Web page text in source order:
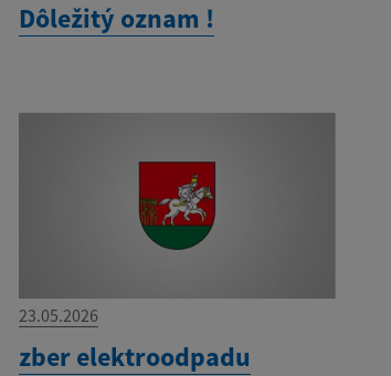
Dôležitý oznam !
23.05.2026
zber elektroodpadu